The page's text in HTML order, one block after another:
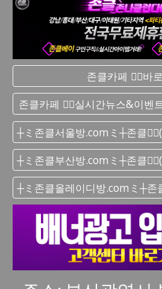
존클카페 ❤️‍🔥바
존클카페 ❤️‍🔥실시간 뉴스&이벤